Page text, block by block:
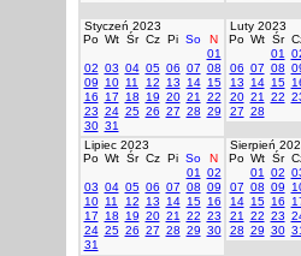
Styczeń 2023
Po Wt Śr Cz Pi So
N
01
02 03 04 05 06 07 08
09
10 11 12 13 14 15
16
17 18 19 20 21
22
23 24 25 26 27 28 29
30 31
Luty 2023
Po Wt Śr
01
06 07 08
13
14 15
20 21 22
27 28
Lipiec 2023
Po Wt Śr Cz Pi So
N
01
02
03 04 05 06 07 08 09
10 11 12 13 14 15 16
17
18 19 20 21 22 23
24 25 26 27 28 29 30
31
Sierpień
Po Wt Śr
01
02
07 08 09
14 15 16
21
22 23
28 29 30